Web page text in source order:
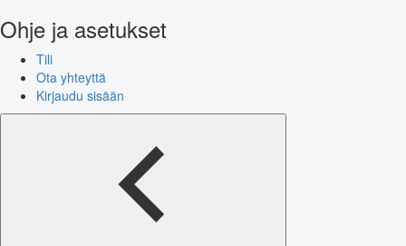
Ohje ja asetukset
Tili
Ota yhteyttä
Kirjaudu sisään